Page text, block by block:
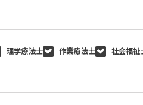
理学療法士 作業療法士 社会福祉